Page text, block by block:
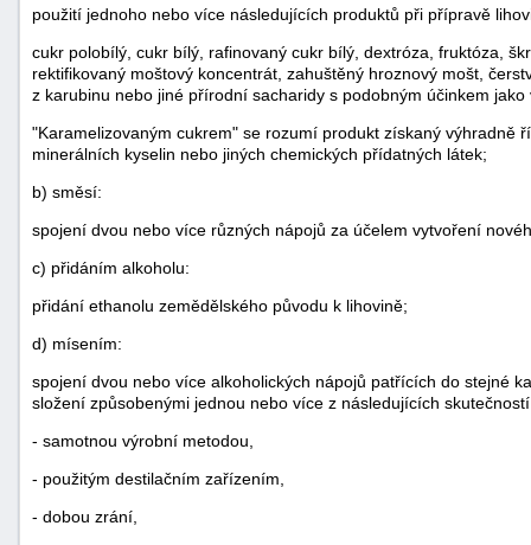
použití jednoho nebo více následujících produktů při přípravě
cukr polobílý, cukr bílý, rafinovaný cukr bílý, dextróza, fruktóza,
rektifikovaný moštový koncentrát, zahuštěný hroznový mošt,
z karubinu nebo jiné přírodní sacharidy s podobným účinkem jako
"Karamelizovaným cukrem" se rozumí produkt získaný výhradně
minerálních kyselin nebo jiných chemických přídatných látek;
b) směsí:
spojení dvou nebo více různých nápojů za účelem vytvoření
c) přidáním alkoholu:
přidání ethanolu zemědělského původu k lihovině;
d) mísením:
spojení dvou nebo více alkoholických nápojů patřících do stejné
složení způsobenými jednou nebo více z následujících
- samotnou výrobní metodou,
- použitým destilačním zařízením,
- dobou zrání,